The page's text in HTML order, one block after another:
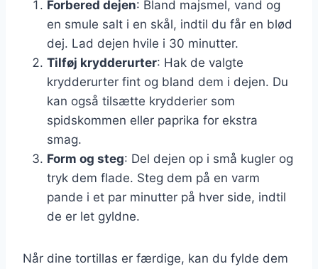
Forbered dejen: Bland majsmel, vand og
en smule salt i en skål, indtil du får en blød
dej. Lad dejen hvile i 30 minutter.
Tilføj krydderurter: Hak de valgte
krydderurter fint og bland dem i dejen. Du
kan også tilsætte krydderier som
spidskommen eller paprika for ekstra
smag.
Form og steg: Del dejen op i små kugler og
tryk dem flade. Steg dem på en varm
pande i et par minutter på hver side, indtil
de er let gyldne.
Når dine tortillas er færdige, kan du fylde dem